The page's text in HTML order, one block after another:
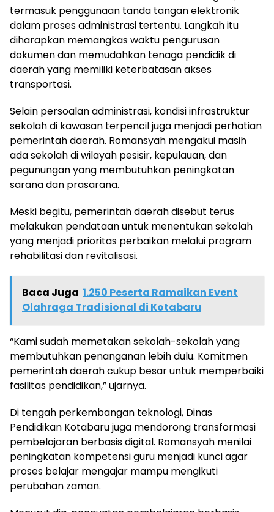
termasuk penggunaan tanda tangan elektronik
dalam proses administrasi tertentu. Langkah itu
diharapkan memangkas waktu pengurusan
dokumen dan memudahkan tenaga pendidik di
daerah yang memiliki keterbatasan akses
transportasi.
Selain persoalan administrasi, kondisi infrastruktur
sekolah di kawasan terpencil juga menjadi perhatian
pemerintah daerah. Romansyah mengakui masih
ada sekolah di wilayah pesisir, kepulauan, dan
pegunungan yang membutuhkan peningkatan
sarana dan prasarana.
Meski begitu, pemerintah daerah disebut terus
melakukan pendataan untuk menentukan sekolah
yang menjadi prioritas perbaikan melalui program
rehabilitasi dan revitalisasi.
Baca Juga 1.250 Peserta Ramaikan Event
Olahraga Tradisional di Kotabaru
“Kami sudah memetakan sekolah-sekolah yang
membutuhkan penanganan lebih dulu. Komitmen
pemerintah daerah cukup besar untuk memperbaiki
fasilitas pendidikan,” ujarnya.
Di tengah perkembangan teknologi, Dinas
Pendidikan Kotabaru juga mendorong transformasi
pembelajaran berbasis digital. Romansyah menilai
peningkatan kompetensi guru menjadi kunci agar
proses belajar mengajar mampu mengikuti
perubahan zaman.